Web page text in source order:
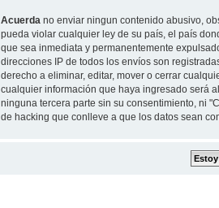
Acuerdano enviar ningun contenido abusivo,
pueda violar cualquier ley de su país, el país
que sea inmediata y permanentemente
direcciones IP de todos los envíos son
derecho a eliminar, editar, mover o cerrar
cualquier información que haya ingresado será
ninguna tercera parte sin su consentimiento, ni
de hacking que conlleve a que los datos sean